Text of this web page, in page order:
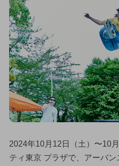
2024年10月12日（土）〜10
ティ東京 プラザで、アーバ